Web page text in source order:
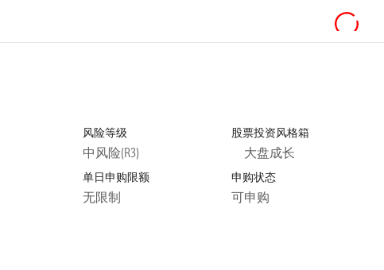
风险等级
中风险(R3)
股票投资风格箱
大盘成长
单日申购限额
无限制
申购状态
可申购